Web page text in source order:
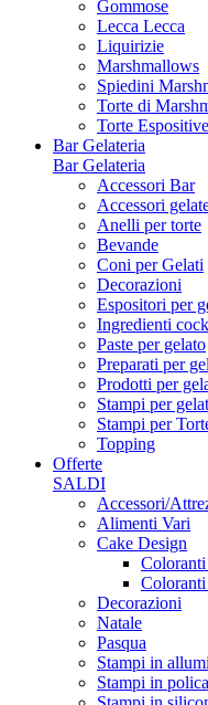
Gommose
Lecca Lecca
Liquirizie
Marshmallows
Spiedini
Torte di
Torte Espositive
Bar Gelateria
Bar Gelateria
Accessori Bar
Accessori
Anelli per torte
Bevande
Coni per Gelati
Decorazioni
Espositori per
Ingredienti
Paste per gelato
Preparati per
Prodotti per
Stampi per
Stampi per
Topping
Offerte
SALDI
Accessori/
Alimenti Vari
Cake Design
Decorazioni
Natale
Pasqua
Stampi in
Stampi in